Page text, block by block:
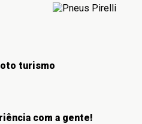
turismo
com a gente!